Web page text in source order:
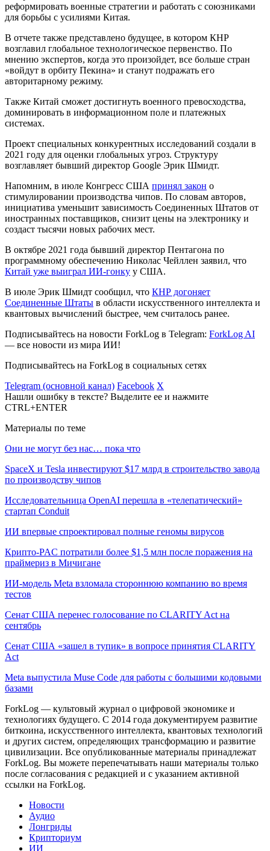
реформировать военные стратегии и работать с союзниками
для борьбы с усилиями Китая.
В отчете также представлено будущее, в котором КНР
возглавил глобальное технологическое первенство. По
мнению экспертов, когда это произойдет, все больше стран
«войдут в орбиту Пекина» и станут подражать его
авторитарному режиму.
Также Китай сможет достигнуть военного превосходства,
доминировать в информационном поле и платежных
системах.
Проект специальных конкурентных исследований создали в
2021 году для оценки глобальных угроз. Структуру
возглавляет бывший директор Google Эрик Шмидт.
Напомним, в июле Конгресс США принял закон о
стимулировании производства чипов. По словам авторов,
инициатива уменьшит зависимость Соединенных Штатов от
иностранных поставщиков, снизит цены на электронику и
создаст тысячи новых рабочих мест.
В октябре 2021 года бывший директор Пентагона по
программному обеспечению Николас Чейллен заявил, что
Китай уже выиграл ИИ-гонку у США.
В июле Эрик Шмидт сообщил, что КНР догоняет
Соединенные Штаты в области искусственного интеллекта и
квантовых вычислений быстрее, чем считалось ранее.
Подписывайтесь на новости ForkLog в Telegram: ForkLog AI
— все новости из мира ИИ!
Подписывайтесь на ForkLog в социальных сетях
Telegram (основной канал) Facebook X
Нашли ошибку в тексте? Выделите ее и нажмите
CTRL+ENTER
Материалы по теме
Они не могут без нас… пока что
SpaceX и Tesla инвестируют $17 млрд в строительство завода
по производству чипов
Исследовательница OpenAI перешла в «телепатический»
стартап Conduit
ИИ впервые спроектировал полные геномы вирусов
Крипто-PAC потратили более $1,5 млн после поражения на
праймериз в Мичигане
ИИ-модель Meta взломала стороннюю компанию во время
тестов
Сенат США перенес голосование по CLARITY Act на
сентябрь
Сенат США «зашел в тупик» в вопросе принятия CLARITY
Act
Meta выпустила Muse Code для работы с большими кодовыми
базами
ForkLog — культовый журнал о цифровой экономике и
технологиях будущего. С 2014 года документируем развитие
биткоина, искусственного интеллекта, квантовых технологий
и других систем, определяющих трансформацию и развитие
цивилизации. Все опубликованные материалы принадлежат
ForkLog. Вы можете перепечатывать наши материалы только
после согласования с редакцией и с указанием активной
ссылки на ForkLog.
Новости
Аудио
Лонгриды
Крипториум
ИИ